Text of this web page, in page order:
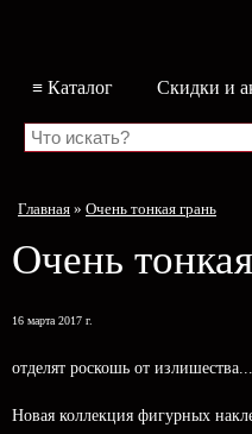
≡ Каталог Скидки и
Главная » Очень тонкая грань
Очень
16 марта 2017 г.
отделят роскошь от
Новая коллекция фигурных